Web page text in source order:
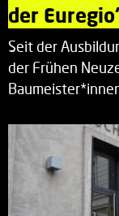
der
Seit der
der Frühen